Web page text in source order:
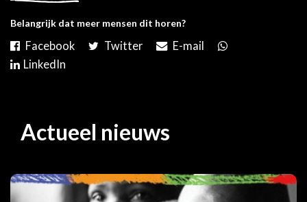
Belangrijk dat meer mensen dit horen?
Actueel nieuws